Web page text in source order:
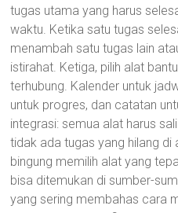
tugas utama yang harus
waktu. Ketika satu tugas
menambah satu tugas lain
istirahat. Ketiga, pilih alat
terhubung. Kalender untuk
untuk progres, dan catatan
integrasi: semua alat harus
tidak ada tugas yang hilang
bingung memilih alat yang
bisa ditemukan di sumber-
yang sering membahas cara